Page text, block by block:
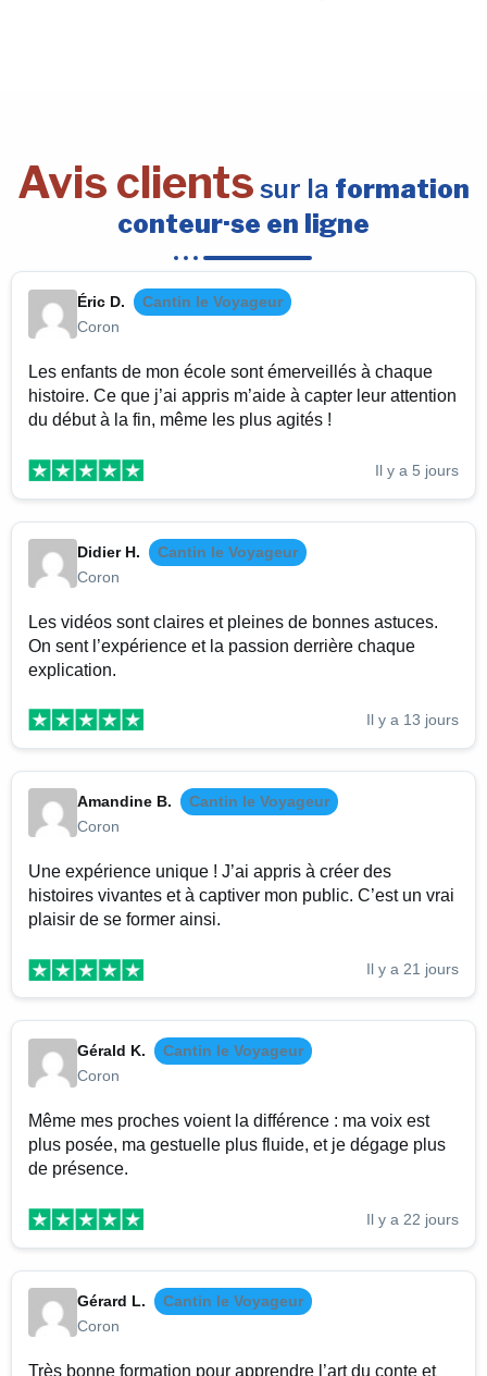
Avis clients sur la formation
conteur·se en ligne
Éric D.
Cantin le Voyageur
Coron
Les enfants de mon école sont émerveillés à chaque
histoire. Ce que j’ai appris m’aide à capter leur attention
du début à la fin, même les plus agités !
Il y a 5 jours
Didier H.
Cantin le Voyageur
Coron
Les vidéos sont claires et pleines de bonnes astuces.
On sent l’expérience et la passion derrière chaque
explication.
Il y a 13 jours
Amandine B.
Cantin le Voyageur
Coron
Une expérience unique ! J’ai appris à créer des
histoires vivantes et à captiver mon public. C’est un vrai
plaisir de se former ainsi.
Il y a 21 jours
Gérald K.
Cantin le Voyageur
Coron
Même mes proches voient la différence : ma voix est
plus posée, ma gestuelle plus fluide, et je dégage plus
de présence.
Il y a 22 jours
Gérard L.
Cantin le Voyageur
Coron
Très bonne formation pour apprendre l’art du conte et